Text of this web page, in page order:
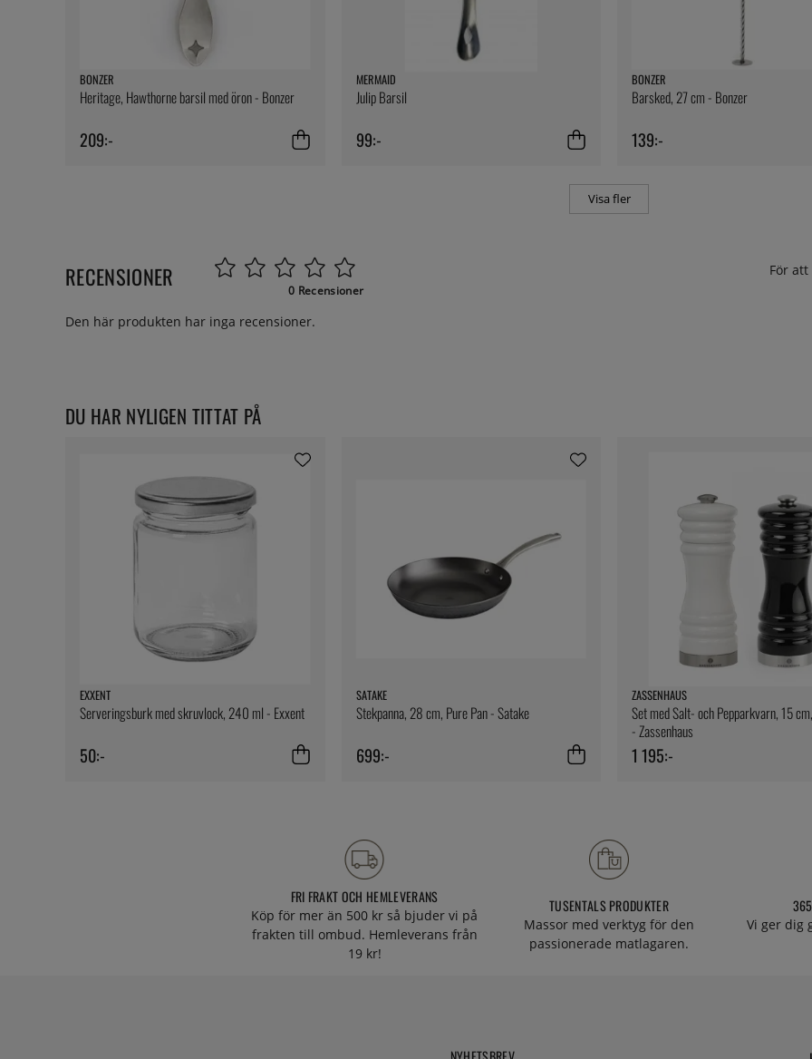
BONZER
Heritage, Hawthorne barsil med öron - Bonzer
209:-
MERMAID
Julip Barsil
99:-
BONZER
Barsked, 27 cm - Bonzer
139:-
Visa fler
RECENSIONER 0 Recensioner
För
Den här produkten har inga recensioner.
DU HAR NYLIGEN TITTAT PÅ
EXXENT
Serveringsburk med skruvlock, 240 ml - Exxent
50:-
SATAKE
Stekpanna, 28 cm, Pure Pan - Satake
699:-
ZASSENHAUS
Set med Salt- och Pepparkvarn, 15
- Zassenhaus
1 195:-
FRI FRAKT OCH HEMLEVERANS
Köp för mer än 500 kr så bjuder vi på
frakten till ombud. Hemleverans från
19 kr!
TUSENTALS PRODUKTER
Massor med verktyg för den
passionerade matlagaren.
Vi ger dig